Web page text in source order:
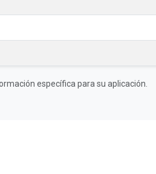
específica para su aplicación.